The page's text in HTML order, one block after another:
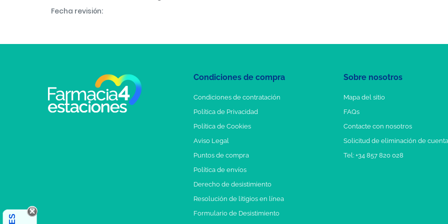
Fecha revisión:
Condiciones de compra
Condiciones de contratación
Política de Privacidad
Política de Cookies
Aviso Legal
Puntos de compra
Política de envíos
Derecho de desistimiento
Resolución de litigios en línea
Formulario de Desistimiento
Sobre nosotros
Mapa del sitio
FAQs
Contacte con nosotros
Solicitud de eliminación de cuenta
Tel: +34 857 820 028